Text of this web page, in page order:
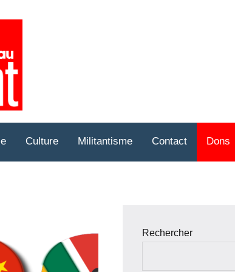
Culture Militantisme Contact Dons
Rechercher